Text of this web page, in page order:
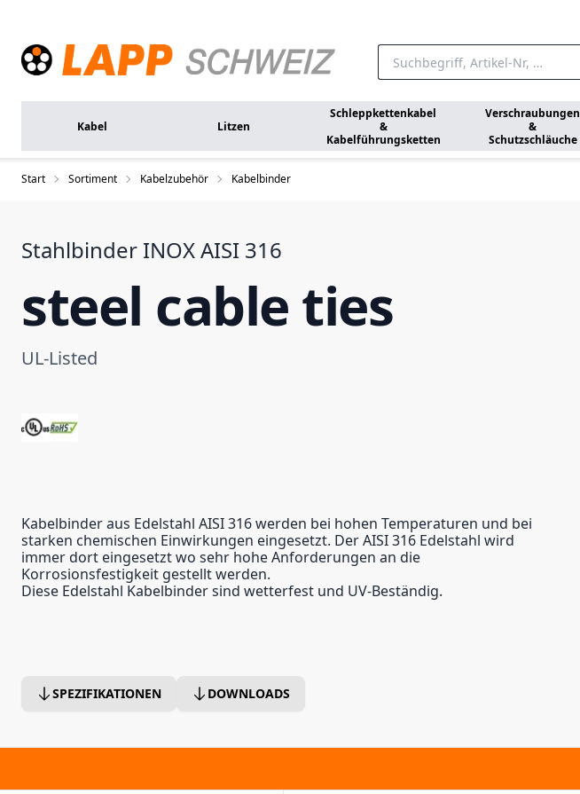
Kabel Litzen
Schleppkettenkabel
&
Kabelführungsketten
Verschraubungen
&
Schutzschläuche
Start Sortiment Kabelzubehör Kabelbinder
Stahlbinder INOX AISI 316
steel cable ties
UL-Listed
Kabelbinder aus Edelstahl AISI 316 werden bei hohen Temperaturen und bei
starken chemischen Einwirkungen eingesetzt. Der AISI 316 Edelstahl wird
immer dort eingesetzt wo sehr hohe Anforderungen an die
Korrosionsfestigkeit gestellt werden.
Diese Edelstahl Kabelbinder sind wetterfest und UV-Beständig.
SPEZIFIKATIONEN DOWNLOADS